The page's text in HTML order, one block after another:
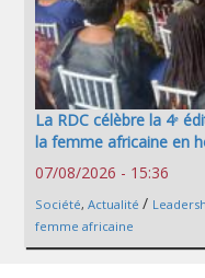
La RDC célèbre la 4ᵉ
la femme africaine en
07/08/2026 - 15:36
Société, Actualité /
femme africaine